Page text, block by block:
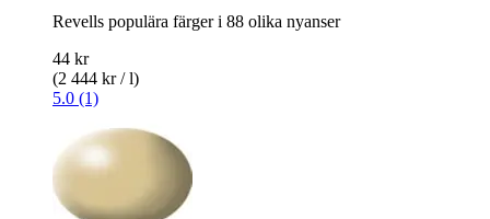
Revells populära färger i 88 olika nyanser
44 kr
(2 444 kr / l)
5.0 (1)